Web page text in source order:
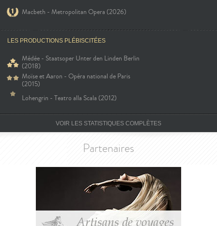
Macbeth - Metropolitan Opera (2026)
LES PRODUCTIONS PLÉBISCITÉES
Médée - Staatsoper Unter den Linden Berlin
(2018)
Moïse et Aaron - Opéra national de Paris
(2015)
Lohengrin - Teatro alla Scala (2012)
VOIR LES STATISTIQUES COMPLÈTES
Partenaires